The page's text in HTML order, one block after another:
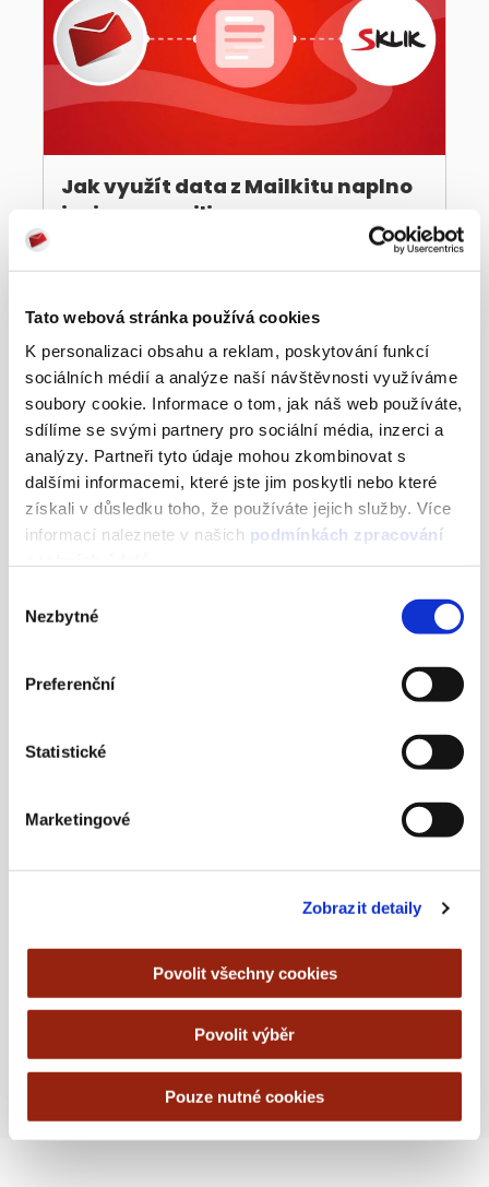
Tato webová stránka používá cookies
K personalizaci obsahu a reklam, poskytování funkcí
sociálních médií a analýze naší návštěvnosti využíváme
soubory cookie. Informace o tom, jak náš web používáte,
sdílíme se svými partnery pro sociální média, inzerci a
analýzy. Partneři tyto údaje mohou zkombinovat s
dalšími informacemi, které jste jim poskytli nebo které
získali v důsledku toho, že používáte jejich služby. Více
informací naleznete v našich podmínkách zpracování
souhlasu
Nezbytné
Preferenční
Statistické
Marketingové
Zobrazit detaily
Povolit všechny cookies
Povolit výběr
Pouze nutné cookies
Jak využít data z Mailkitu naplno
i mimo e‑mailing
Libor Nádvorník v podcastu
Více jak polovina open‑rate dnes
není dílem člověka!